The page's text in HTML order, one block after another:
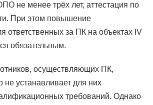
не менее трёх лет, аттестация по
При этом повышение
ответственных за ПК на объектах IV
обязательным.
осуществляющих ПК,
не устанавливает для них
требований. Однако